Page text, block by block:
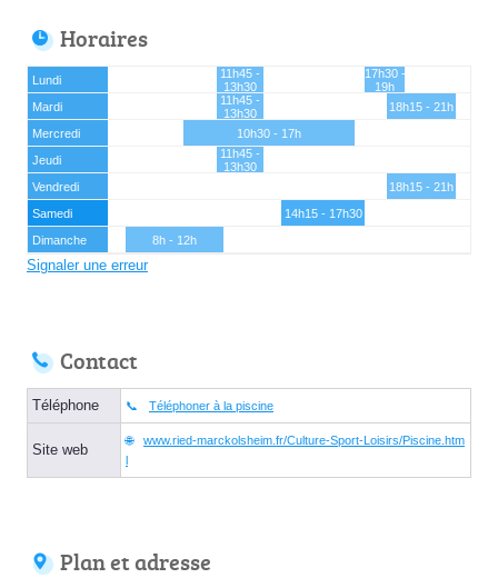
Horaires
Lundi
11h45 -
13h30
17h30 -
19h
Mardi
11h45 -
13h30
18h15 - 21h
Mercredi
10h30 - 17h
Jeudi
11h45 -
13h30
Vendredi
18h15 - 21h
Samedi
14h15 - 17h30
Dimanche
8h - 12h
Signaler une erreur
Contact
Téléphone Téléphoner à la piscine
Site web
www.ried-marckolsheim.fr/Culture-Sport-Loisirs/Piscine.htm
l
Plan et adresse